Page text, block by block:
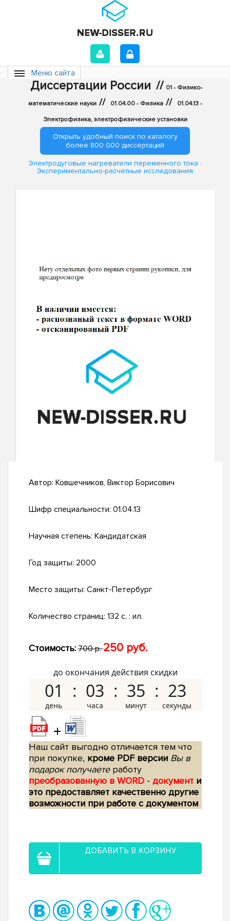
Меню сайта
Диссертации России // 01 - Физико-
математические науки // 01.04.00 - Физика // 01.04.13 -
Электрофизика, электрофизические установки
Открыть удобный поиск по каталогу
более 800 000 диссертаций
Электродуговые нагреватели переменного тока :
Экспериментально-расчетные исследования
Автор: Ковшечников, Виктор Борисович
Шифр специальности: 01.04.13
Научная степень: Кандидатская
Год защиты: 2000
Место защиты: Санкт-Петербург
Количество страниц: 132 с. : ил.
Стоимость: 700 р.250 руб.
до окончания действия скидки
01 03 35 22
+
Наш сайт выгодно отличается тем что
при покупке, кроме PDF версии Вы в
подарок получаетеработу
преобразованную в WORD - документ и
это предоставляет качественно другие
возможности при работе с документом
ДОБАВИТЬ В КОРЗИНУ